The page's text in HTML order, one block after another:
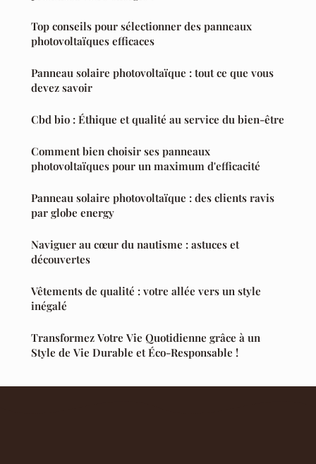
Top conseils pour sélectionner des panneaux
photovoltaïques efficaces
Panneau solaire photovoltaïque : tout ce que vous
devez savoir
Cbd bio : Éthique et qualité au service du bien-être
Comment bien choisir ses panneaux
photovoltaïques pour un maximum d'efficacité
Panneau solaire photovoltaïque : des clients ravis
par globe energy
Naviguer au cœur du nautisme : astuces et
découvertes
Vêtements de qualité : votre allée vers un style
inégalé
Transformez Votre Vie Quotidienne grâce à un
Style de Vie Durable et Éco-Responsable !